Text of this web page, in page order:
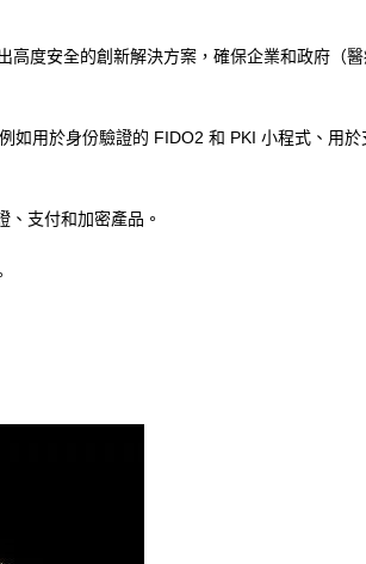
度安全的創新解決方案，確保企業和政府（
用於身份驗證的 FIDO2 和 PKI 小程式、用於
支付和加密產品。